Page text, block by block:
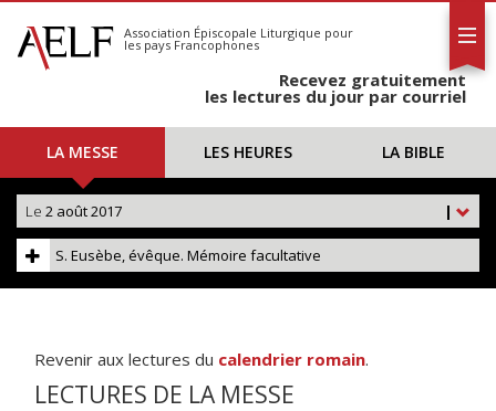
S'abonner
Calendrier
Association Épiscopale Liturgique pour
les pays Francophones
Recevez gratuitement
les lectures du jour par courriel
LA MESSE LES HEURES LA BIBLE
|
Le 2 août 2017
S. Eusèbe, évêque. Mémoire facultative
Revenir aux lectures du calendrier romain.
LECTURES DE LA MESSE